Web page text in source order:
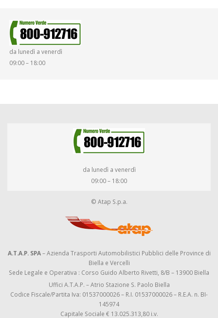
da lunedì a venerdì
09:00 – 18:00
da lunedì a venerdì
09:00 – 18:00
© Atap S.p.a.
A.T.A.P. SPA– Azienda Trasporti Automobilistici Pubblici delle Province di
Biella e Vercelli
Sede Legale e Operativa : Corso Guido Alberto Rivetti, 8/B – 13900 Biella
Uffici A.T.A.P. – Atrio Stazione S. Paolo Biella
Codice Fiscale/Partita Iva: 01537000026 – R.I. 01537000026 – R.E.A. n. BI-
145974
Capitale Sociale € 13.025.313,80 i.v.